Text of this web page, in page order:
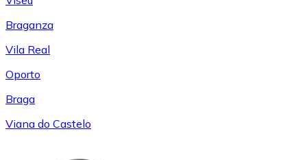
Braganza
Vila Real
Oporto
Braga
Viana do Castelo